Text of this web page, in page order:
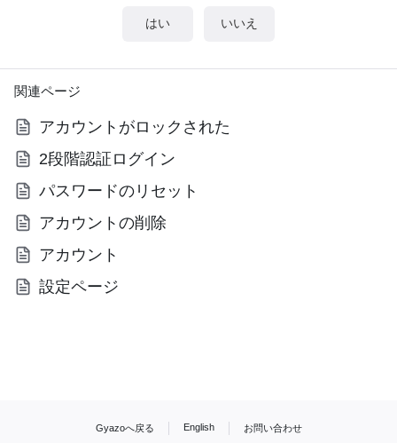
はい いいえ
関連ページ
アカウントがロックされた
2段階認証ログイン
パスワードのリセット
アカウントの削除
アカウント
設定ページ
Gyazoへ戻る English お問い合わせ